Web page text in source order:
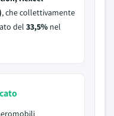
, che collettivamente
del 33,5% nel